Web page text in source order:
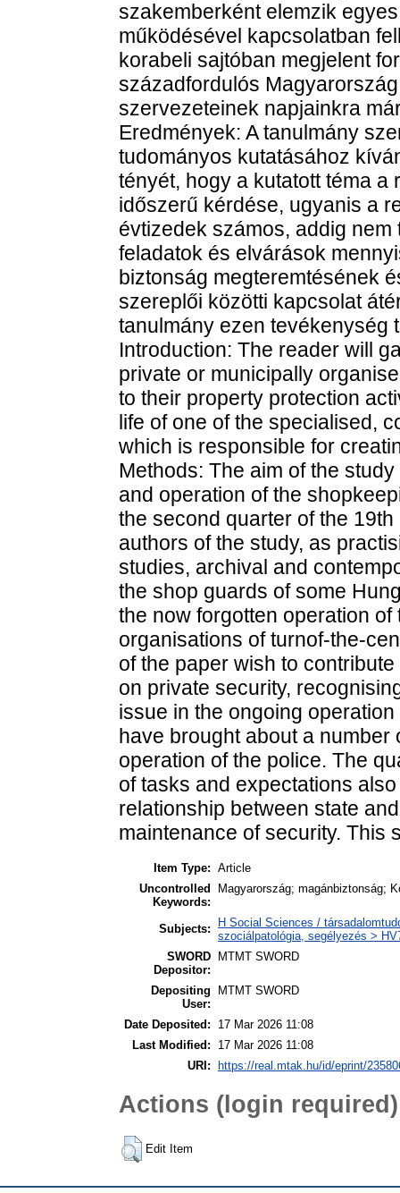
szakemberként elemzik
működésével kapcsolatban
korabeli sajtóban megjelent
századfordulós
szervezeteinek napjainkra
Eredmények: A tanulmány
tudományos kutatásához
tényét, hogy a kutatott téma
időszerű kérdése, ugyanis a
évtizedek számos, addig
feladatok és elvárások
biztonság megteremtésének
szereplői közötti kapcsolat
tanulmány ezen tevékenység
Introduction: The reader will
private or municipally
to their property protection
life of one of the specialised,
which is responsible for
Methods: The aim of the
and operation of the
the second quarter of the
authors of the study, as
studies, archival and
the shop guards of some
the now forgotten operation
organisations of turnof-the-
of the paper wish to
on private security,
issue in the ongoing
have brought about a
operation of the police. The
of tasks and expectations
relationship between state
maintenance of security. This
Item Type: Article
Uncontrolled
Keywords:
Magyarország; magánbiztonság;
Subjects:
H Social Sciences /
szociálpatológia, segélyezés >
SWORD
Depositor:
MTMT SWORD
Depositing
User:
MTMT SWORD
Date Deposited:
17 Mar 2026 11:08
Last Modified:
17 Mar 2026 11:08
URI:
https://real.mtak.hu/id/eprint/
Actions (login required)
Edit Item